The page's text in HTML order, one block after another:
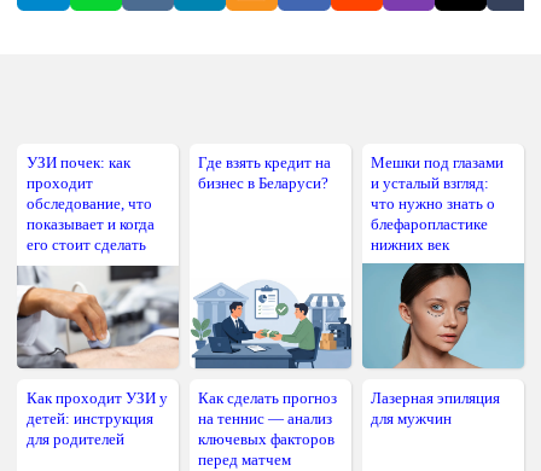
УЗИ почек: как
проходит
обследование, что
показывает и когда
его стоит сделать
Где взять кредит на
бизнес в Беларуси?
Мешки под глазами
и усталый взгляд:
что нужно знать о
блефаропластике
нижних век
Как проходит УЗИ у
детей: инструкция
для родителей
Как сделать прогноз
на теннис — анализ
ключевых факторов
перед матчем
Лазерная эпиляция
для мужчин